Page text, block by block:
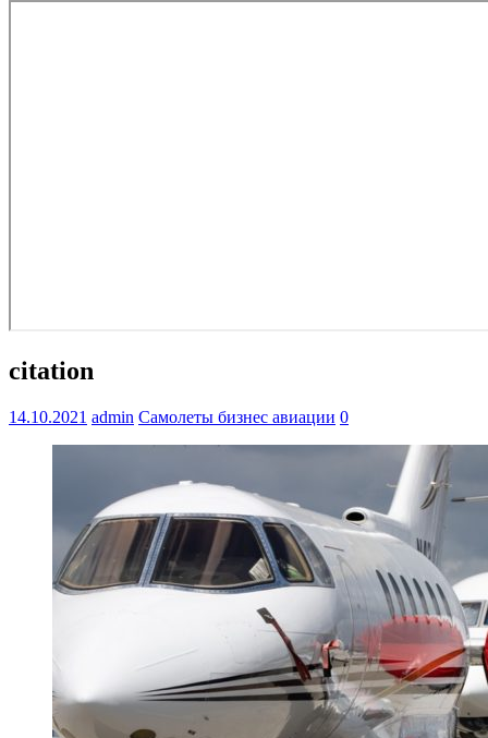
citation
14.10.2021 admin Самолеты бизнес авиации 0